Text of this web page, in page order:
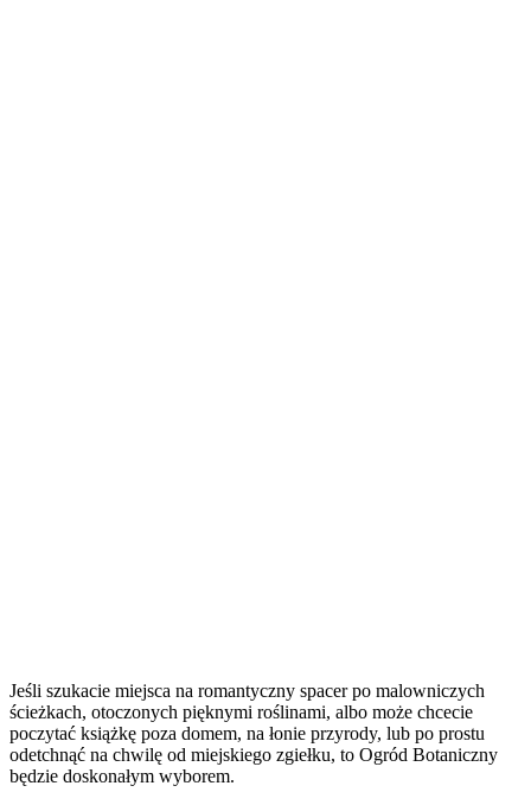
Jeśli szukacie miejsca na romantyczny spacer po malowniczych
ścieżkach, otoczonych pięknymi roślinami, albo może chcecie
poczytać książkę poza domem, na łonie przyrody, lub po prostu
odetchnąć na chwilę od miejskiego zgiełku, to Ogród Botaniczny
będzie doskonałym wyborem.